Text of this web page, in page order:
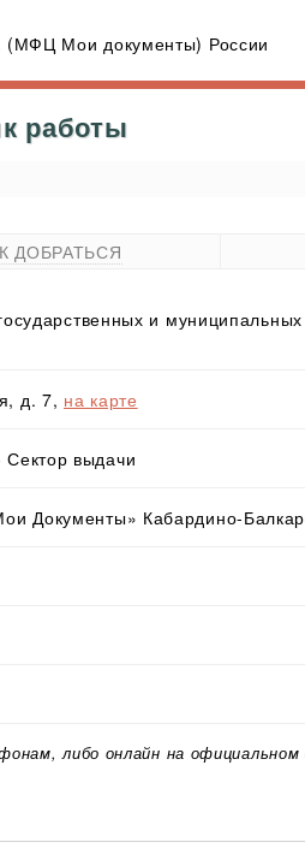
(МФЦ Мои документы) России
работы
ДОБРАТЬСЯ
и муниципальных
д. 7, на карте
выдачи
Документы» Кабардино-
либо онлайн на официальном